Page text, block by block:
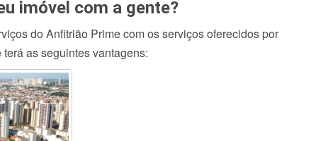
imóvel com a gente?
do Anfitrião Prime com os serviços oferecidos por
as seguintes vantagens: